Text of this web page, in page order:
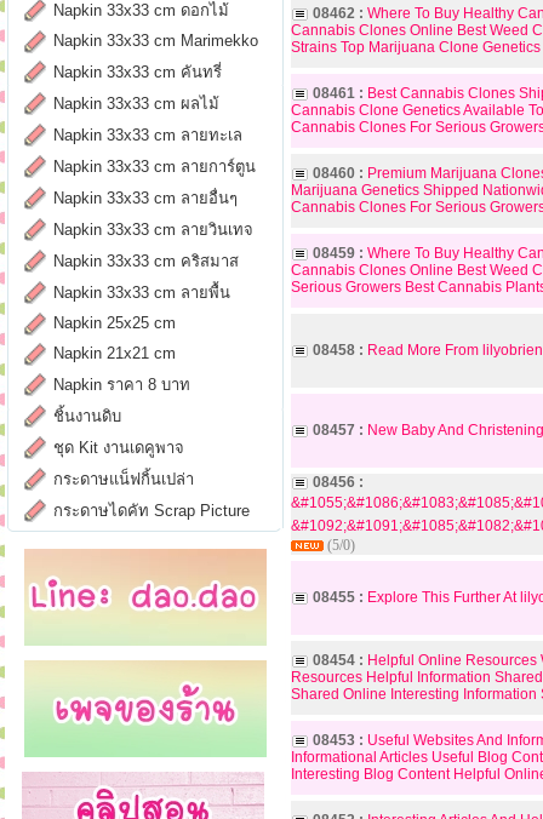
Napkin 33x33 cm ดอกไม้
Napkin 33x33 cm Marimekko
Napkin 33x33 cm คันทรี่
Napkin 33x33 cm ผลไม้
Napkin 33x33 cm ลายทะเล
Napkin 33x33 cm ลายการ์ตูน
Napkin 33x33 cm ลายอื่นๆ
Napkin 33x33 cm ลายวินเทจ
Napkin 33x33 cm คริสมาส
Napkin 33x33 cm ลายพื้น
Napkin 25x25 cm
Napkin 21x21 cm
Napkin ราคา 8 บาท
ชิ้นงานดิบ
ชุด Kit งานเดคูพาจ
กระดาษแน็ฟกิ้นเปล่า
กระดาษไดคัท Scrap Picture
08462 : Where To Buy Healthy
Cannabis Clones Online Best Weed
Strains Top Marijuana Clone
08461 : Best Cannabis Clones
Cannabis Clone Genetics Available
Cannabis Clones For Serious
08460 : Premium Marijuana
Marijuana Genetics Shipped
Cannabis Clones For Serious
08459 : Where To Buy Healthy
Cannabis Clones Online Best Weed
Serious Growers Best Cannabis
08458 : Read More From
08457 : New Baby And
08456 :
(5/0)
08455 : Explore This Further At
08454 : Helpful Online
Resources Helpful Information
Shared Online Interesting
08453 : Useful Websites And
Informational Articles Useful Blog
Interesting Blog Content Helpful